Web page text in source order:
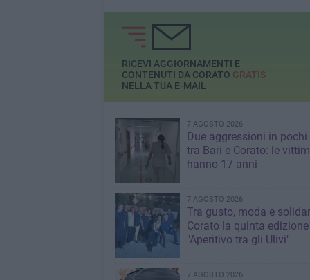
RICEVI AGGIORNAMENTI E
CONTENUTI DA CORATO GRATIS
NELLA TUA E-MAIL
7 AGOSTO 2026
Due aggressioni in pochi
tra Bari e Corato: le
hanno 17 anni
7 AGOSTO 2026
Tra gusto, moda e
Corato la quinta
"Aperitivo tra gli Ulivi"
7 AGOSTO 2026